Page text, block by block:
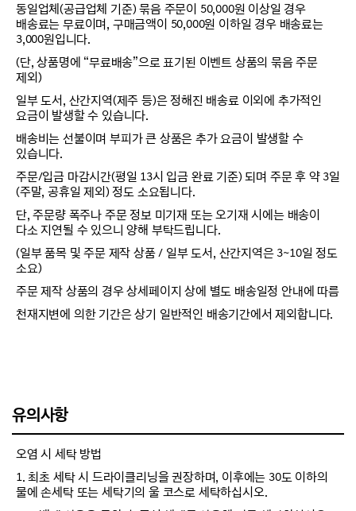
동일업체(공급업체 기준) 묶음 주문이 50,000원 이상일 경우
배송료는 무료이며, 구매금액이 50,000원 이하일 경우 배송료는
3,000원입니다.
(단, 상품명에 “무료배송”으로 표기된 이벤트 상품의 묶음 주문
제외)
일부 도서, 산간지역(제주 등)은 정해진 배송료 이외에 추가적인
요금이 발생할 수 있습니다.
배송비는 선불이며 부피가 큰 상품은 추가 요금이 발생할 수
있습니다.
주문/입금 마감시간(평일 13시 입금 완료 기준) 되며 주문 후 약 3일
(주말, 공휴일 제외) 정도 소요됩니다.
단, 주문량 폭주나 주문 정보 미기재 또는 오기재 시에는 배송이
다소 지연될 수 있으니 양해 부탁드립니다.
(일부 품목 및 주문 제작 상품 / 일부 도서, 산간지역은 3~10일 정도
소요)
주문 제작 상품의 경우 상세페이지 상에 별도 배송일정 안내에 따름
천재지변에 의한 기간은 상기 일반적인 배송기간에서 제외합니다.
유의사항
오염 시 세탁 방법
1. 최초 세탁 시 드라이클리닝을 권장하며, 이후에는 30도 이하의
물에 손세탁 또는 세탁기의 울 코스로 세탁하십시오.